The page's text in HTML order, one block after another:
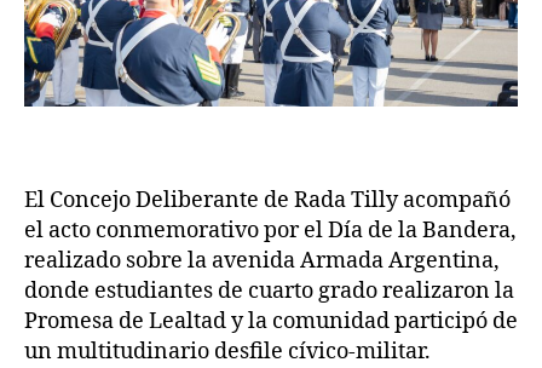
El Concejo Deliberante de Rada Tilly acompañó
el acto conmemorativo por el Día de la Bandera,
realizado sobre la avenida Armada Argentina,
donde estudiantes de cuarto grado realizaron la
Promesa de Lealtad y la comunidad participó de
un multitudinario desfile cívico-militar.